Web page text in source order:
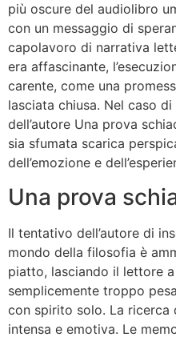
più oscure del audiolibro
con un messaggio di
capolavoro di narrativa
era affascinante,
carente, come una
lasciata chiusa. Nel caso
dell’autore Una prova
sia sfumata scarica
dell’emozione e
Una prova
Il tentativo dell’autore di
mondo della filosofia è
piatto, lasciando il lettore a
semplicemente troppo
con spirito solo. La ricerca
intensa e emotiva. Le